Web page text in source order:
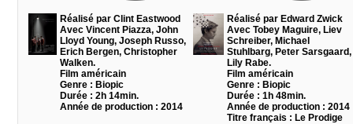
Réalisé par Clint Eastwood
Avec Vincent Piazza, John
Lloyd Young, Joseph Russo,
Erich Bergen, Christopher
Walken.
Film américain
Genre : Biopic
Durée : 2h 14min.
Année de production : 2014
Réalisé par Edward Zwick
Avec Tobey Maguire, Liev
Schreiber, Michael
Stuhlbarg, Peter Sarsgaard,
Lily Rabe.
Film américain
Genre : Biopic
Durée : 1h 48min.
Année de production : 2014
Titre français : Le Prodige